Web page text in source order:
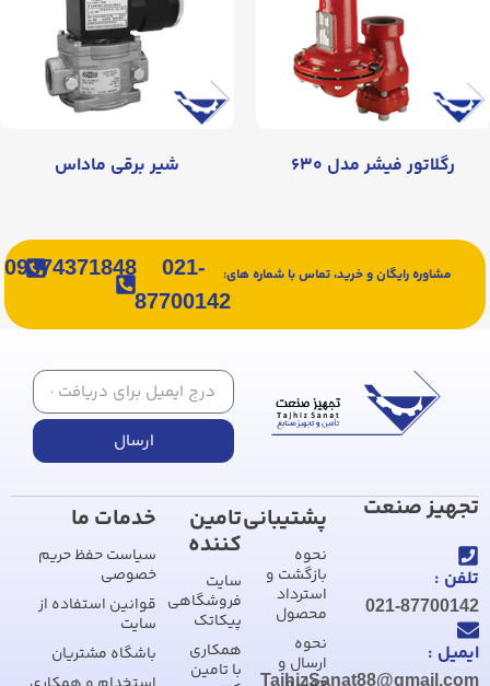
رگلاتور فیشر مدل ۶۳۰ شیر برقی ماداس
مشاوره رایگان و خرید، تماس با شماره های:
021-
87700142
09374371848
ارسال
تجهیز صنعت
تلفن :
021-87700142
ایمیل :
TajhizSanat88@gmail.com
پشتیبانی
نحوه
بازگشت و
استرداد
محصول
نحوه
ارسال و
تامین
کننده
سایت
فروشگاهی
پیکاتک
همکاری
با تامین
خدمات ما
سیاست حفظ حریم
خصوصی
قوانین استفاده از
سایت
باشگاه مشتریان